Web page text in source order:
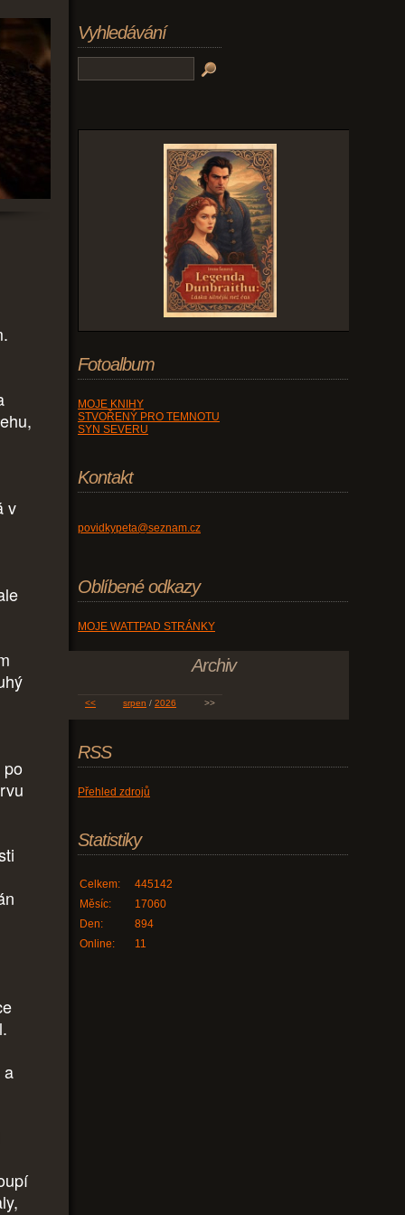
v
po
a
Vyhledávání
Fotoalbum
MOJE KNIHY
STVOŘENÝ PRO TEMNOTU
SYN SEVERU
Kontakt
povidkypeta@seznam.cz
Oblíbené odkazy
MOJE WATTPAD STRÁNKY
Archiv
<< srpen / 2026 >>
RSS
Přehled zdrojů
Statistiky
Online: 11
Celkem:
445142
Měsíc:
17060
Den:
894